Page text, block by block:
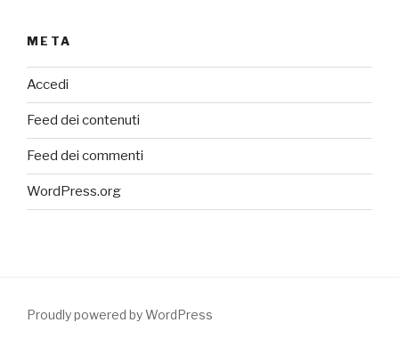
META
Accedi
Feed dei contenuti
Feed dei commenti
WordPress.org
Proudly powered by WordPress